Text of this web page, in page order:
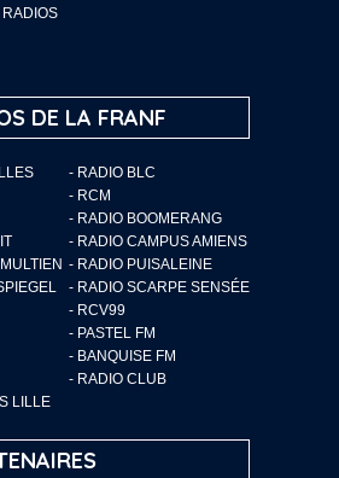
DE LA FRANF
- RADIO BLC
- RCM
- RADIO BOOMERANG
- RADIO CAMPUS AMIENS
- RADIO PUISALEINE
- RADIO SCARPE SENSÉE
- RCV99
- PASTEL FM
- BANQUISE FM
- RADIO CLUB
LILLE